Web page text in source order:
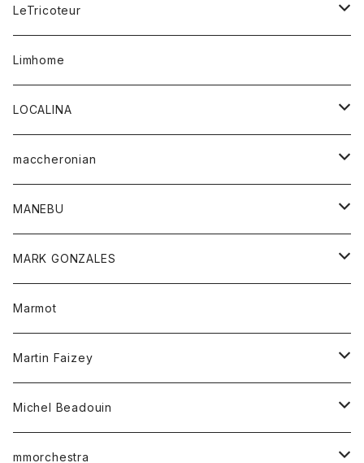
バンダナ
タンクトップ
Tシャツ
ベスト
ポロシャツ
ロングスリーブTシャツ
セーター
チュニック
コート
シャツ
ワンピース
Tシャツ
ボトム
スカート
パンツ
レディース
アウター
カットソー
トップス
シャツ
LeTricoteur
カーディガン
Limhome
LOCALINA
ロングスリーブテーシャツ
maccheronian
靴
MANEBU
靴
MARK GONZALES
トップス
Tシャツ
Marmot
Martin Faizey
ベルト
Michel Beadouin
トップス
mmorchestra